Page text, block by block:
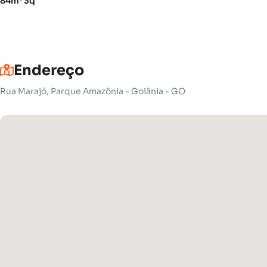
Endereço
Rua Marajó, Parque Amazônia - Goiânia - GO